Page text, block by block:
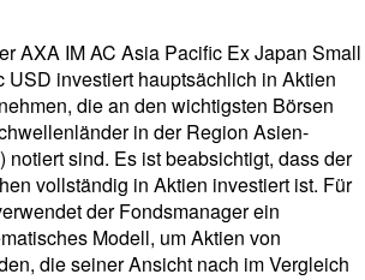
AXA IM AC Asia Pacific Ex Japan Small
USD investiert hauptsächlich in Aktien
die an den wichtigsten Börsen
in der Region Asien-
notiert sind. Es ist beabsichtigt, dass der
vollständig in Aktien investiert ist. Für
der Fondsmanager ein
Modell, um Aktien von
die seiner Ansicht nach im Vergleich